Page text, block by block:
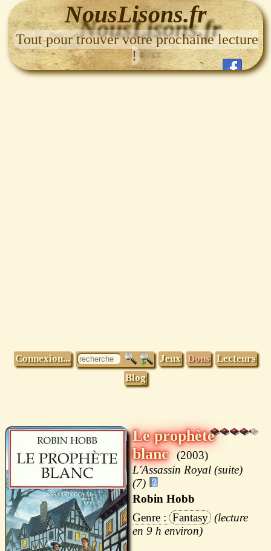
NousLisons.fr
Tout pour trouver votre prochaine lecture
!
Connexion... Jeux Dons Lecteurs
Blog
Le prophète
blanc
2003
L'Assassin Royal (suite)
(7)
Robin Hobb
Fantasy
9 h